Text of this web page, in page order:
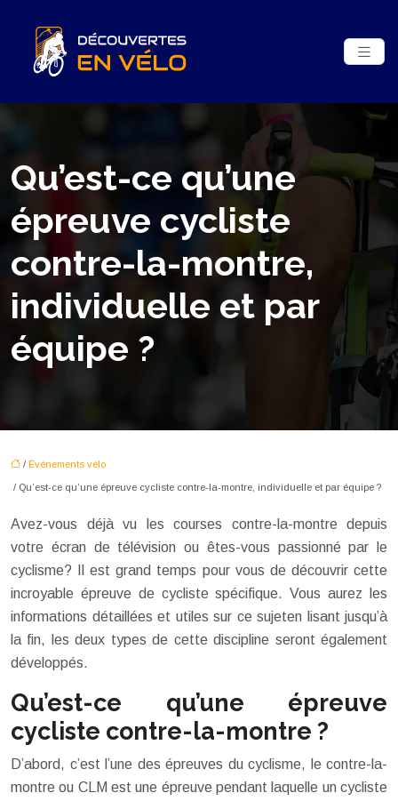
Qu’est-ce qu’une
épreuve cycliste
contre-la-montre,
individuelle et par
équipe ?
/ Événements vélo
/ Qu’est-ce qu’une épreuve cycliste contre-la-montre, individuelle et par équipe ?
Avez-vous déjà vu les courses contre-la-montre depuis
votre écran de télévision ou êtes-vous passionné par le
cyclisme? Il est grand temps pour vous de découvrir cette
incroyable épreuve de cycliste spécifique. Vous aurez les
informations détaillées et utiles sur ce sujeten lisant jusqu’à
la fin, les deux types de cette discipline seront également
développés.
Qu’est-ce qu’une épreuve
cycliste contre-la-montre ?
D’abord, c’est l’une des épreuves du cyclisme, le contre-la-
montre ou CLM est une épreuve pendant laquelle un cycliste